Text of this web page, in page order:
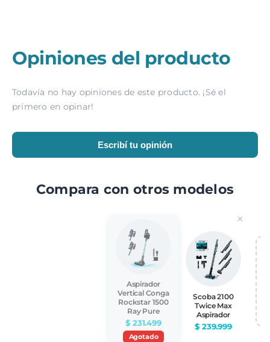
Opiniones del producto
Todavía no hay opiniones de este producto. ¡Sé el
primero en opinar!
Escribí tu opinión
Compara con otros modelos
Aspirador
Vertical Conga
Rockstar 1500
Ray Pure
$ 231.499
Agotado
×
Scoba 2100
Twice Max
Aspirador
$ 239.999